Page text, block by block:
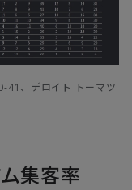
41、デロイト トーマツ
集客率